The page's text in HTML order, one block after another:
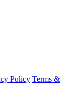
Policy Terms &